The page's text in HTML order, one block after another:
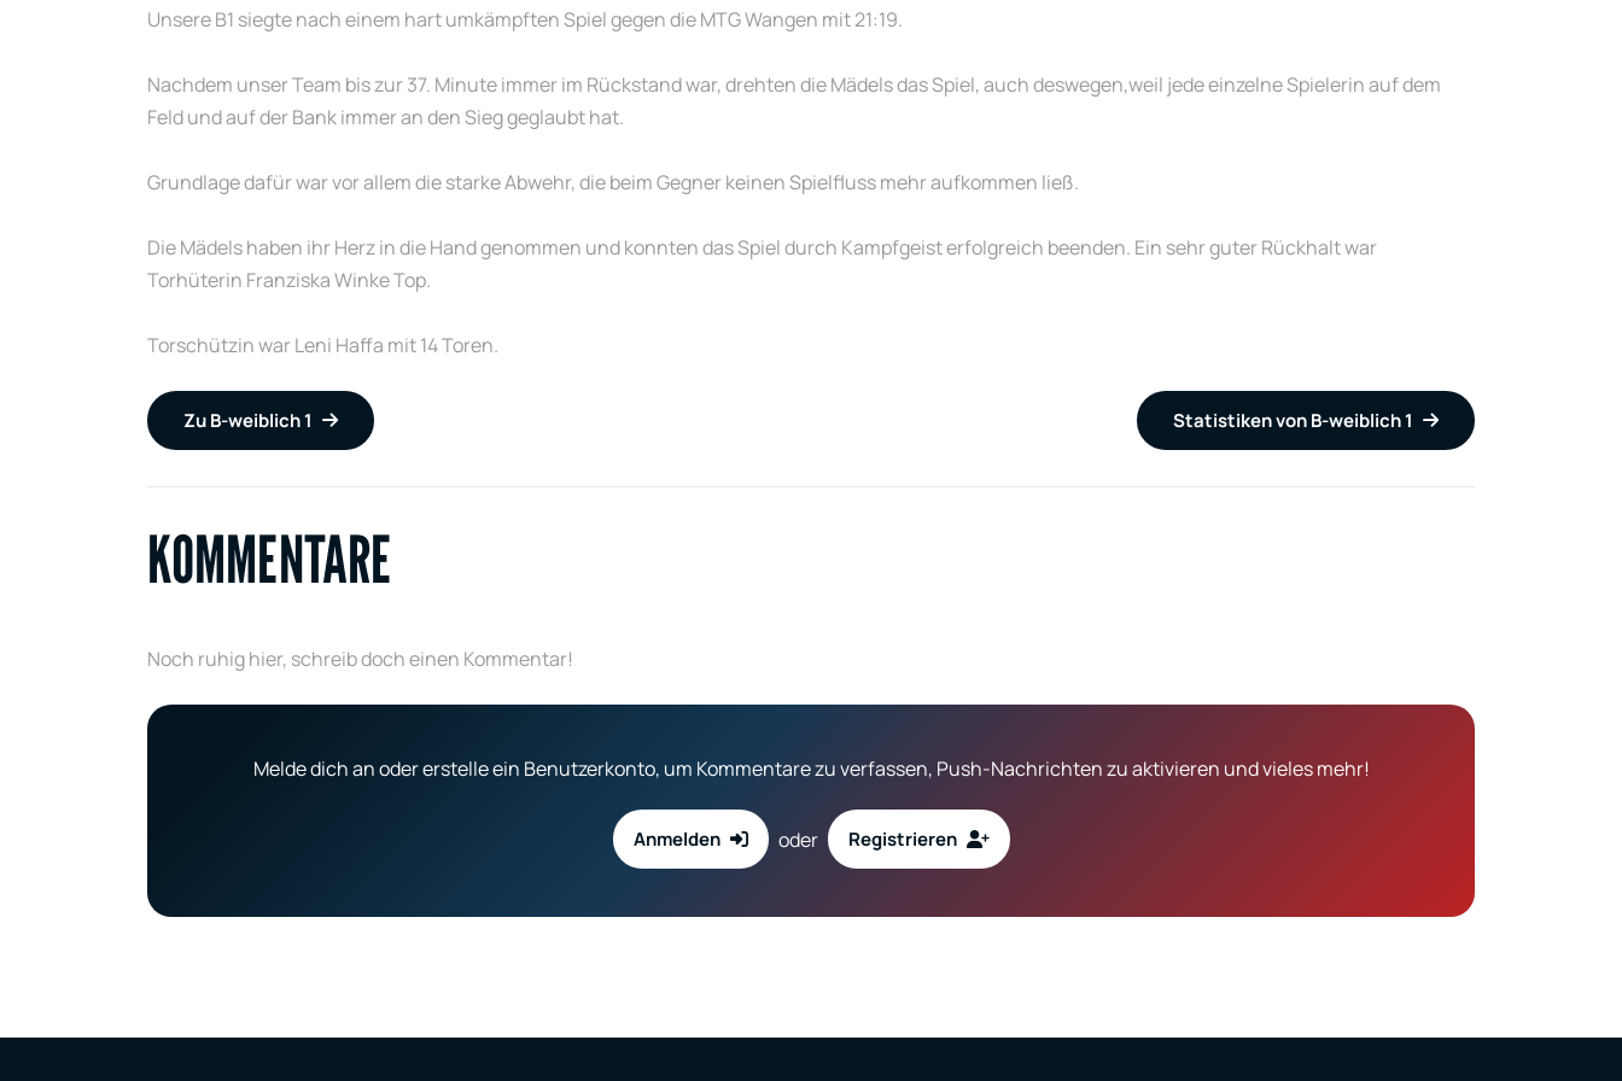
Unsere B1 siegte nach einem hart umkämpften Spiel gegen die MTG Wangen mit 21:19.
Nachdem unser Team bis zur 37. Minute immer im Rückstand war, drehten die Mädels das Spiel, auch deswegen,weil jede einzelne Spielerin auf dem
Feld und auf der Bank immer an den Sieg geglaubt hat.
Grundlage dafür war vor allem die starke Abwehr, die beim Gegner keinen Spielfluss mehr aufkommen ließ.
Die Mädels haben ihr Herz in die Hand genommen und konnten das Spiel durch Kampfgeist erfolgreich beenden. Ein sehr guter Rückhalt war
Torhüterin Franziska Winke Top.
Torschützin war Leni Haffa mit 14 Toren.
Zu B-weiblich 1 Statistiken von B-weiblich 1
KOMMENTARE
Noch ruhig hier, schreib doch einen Kommentar!
Melde dich an oder erstelle ein Benutzerkonto, um Kommentare zu verfassen, Push-Nachrichten zu aktivieren und vieles mehr!
Anmelden oder Registrieren